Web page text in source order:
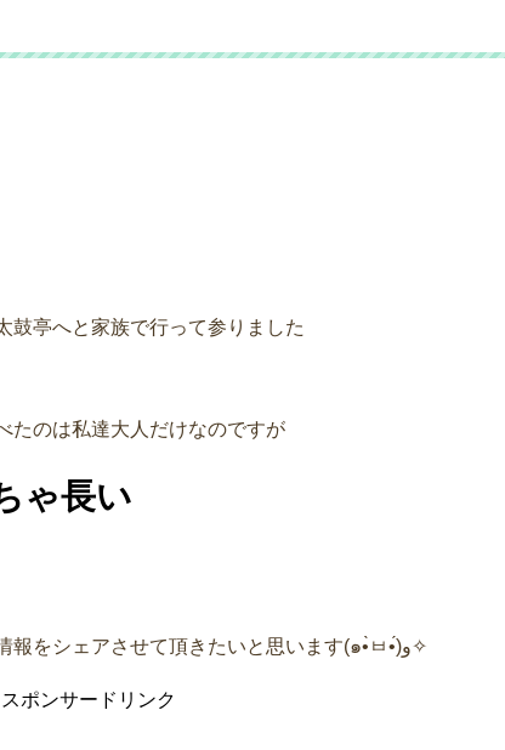
鼓亭へと家族で行って参りました
たのは私達大人だけなのですが
ゃ長い
今回は大畑町にある太鼓亭についての情報をシェアさせて頂きたいと思います(๑•̀ㅂ•́)و✧
スポンサードリンク